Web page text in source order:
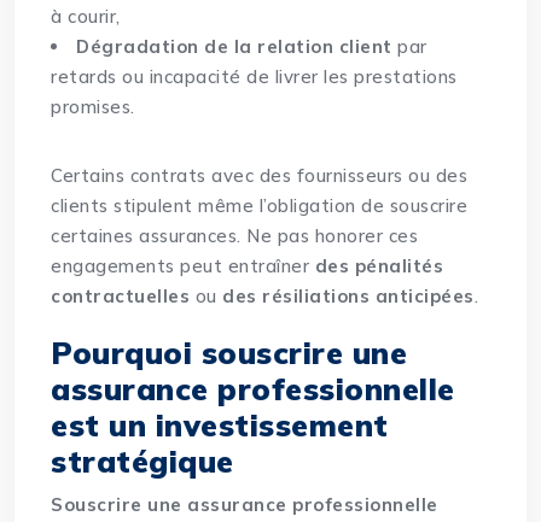
à courir,
Dégradation de la relation client par
retards ou incapacité de livrer les prestations
promises.
Certains contrats avec des fournisseurs ou des
clients stipulent même l’obligation de souscrire
certaines assurances. Ne pas honorer ces
engagements peut entraîner des pénalités
contractuelles ou des résiliations anticipées.
Pourquoi souscrire une
assurance professionnelle
est un investissement
stratégique
Souscrire une assurance professionnelle